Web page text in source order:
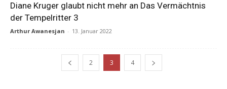
Diane Kruger glaubt nicht mehr an Das Vermächtnis
der Tempelritter 3
Arthur Awanesjan - 13. Januar 2022
2 3 4